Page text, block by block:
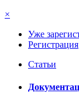
×
Уже
Регистрация
Статьи